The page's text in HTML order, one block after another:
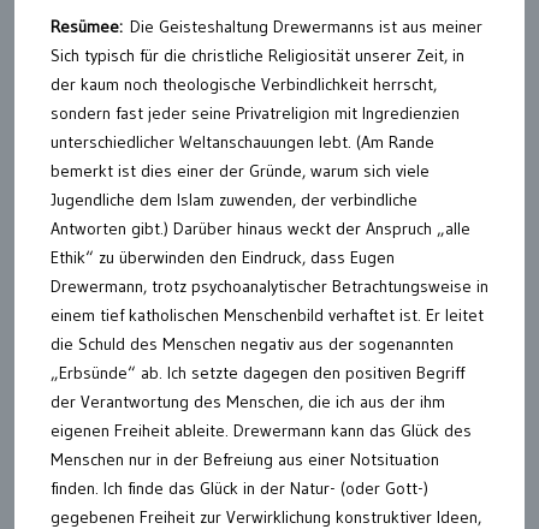
Resümee: Die Geisteshaltung Drewermanns ist aus meiner
Sich typisch für die christliche Religiosität unserer Zeit, in
der kaum noch theologische Verbindlichkeit herrscht,
sondern fast jeder seine Privatreligion mit Ingredienzien
unterschiedlicher Weltanschauungen lebt. (Am Rande
bemerkt ist dies einer der Gründe, warum sich viele
Jugendliche dem Islam zuwenden, der verbindliche
Antworten gibt.) Darüber hinaus weckt der Anspruch „alle
Ethik“ zu überwinden den Eindruck, dass Eugen
Drewermann, trotz psychoanalytischer Betrachtungsweise in
einem tief katholischen Menschenbild verhaftet ist. Er leitet
die Schuld des Menschen negativ aus der sogenannten
„Erbsünde“ ab. Ich setzte dagegen den positiven Begriff
der Verantwortung des Menschen, die ich aus der ihm
eigenen Freiheit ableite. Drewermann kann das Glück des
Menschen nur in der Befreiung aus einer Notsituation
finden. Ich finde das Glück in der Natur- (oder Gott-)
gegebenen Freiheit zur Verwirklichung konstruktiver Ideen,